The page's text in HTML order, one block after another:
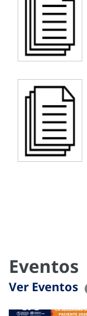
Eventos
Ver Eventos